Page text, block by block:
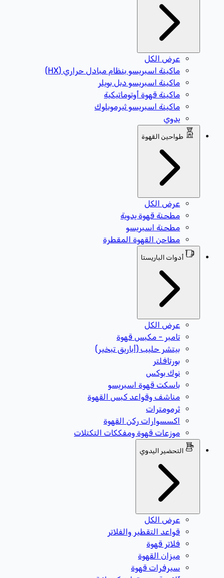
عرض الكل
ماكينة اسبريسو بنظام مبادل حراري (HX)
ماكينة اسبريسو دبل بويلر
ماكينة قهوة أوتوماتيكية
ماكينة اسبريسو ثيرموبلوك
يدوي
طواحين القهوة
عرض الكل
مطحنة قهوة يدوية
مطحنة اسبريسو
مطاحن القهوة المقطرة
أدوات الباريستا
عرض الكل
تامبر - مكبس قهوة
بيتشر حليب (أباريق تبخير)
بورتافلتر
نوك بوكس
باسكت قهوة اسبريسو
مناشف وقواعد كبس القهوة
ثرمومترات
اكسسوارات ركن القهوة
موزعات قهوة ومفككات التكتلات
التحضير اليدوي
عرض الكل
قواعد التقطير والفلاتر
فلاتر قهوة
ميزان القهوة
سيرفرات قهوة